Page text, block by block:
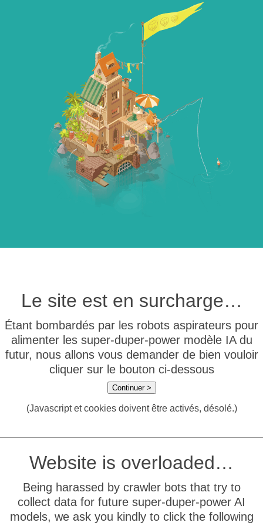
Le site est en surcharge…
Étant bombardés par les robots aspirateurs pour
alimenter les super-duper-power modèle IA du
futur, nous allons vous demander de bien vouloir
cliquer sur le bouton ci-dessous
Continuer >
(Javascript et cookies doivent être activés, désolé.)
Website is overloaded…
Being harassed by crawler bots that try to
collect data for future super-duper-power AI
models, we ask you kindly to click the following